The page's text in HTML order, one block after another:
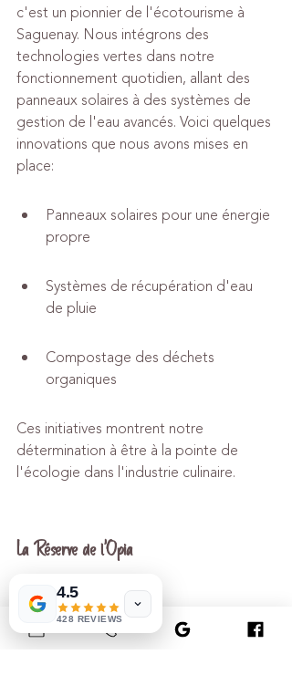
c'est un pionnier de l'écotourisme à
Saguenay. Nous intégrons des
technologies vertes dans notre
fonctionnement quotidien, allant des
panneaux solaires à des systèmes de
gestion de l'eau avancés. Voici quelques
innovations que nous avons mises en
place:
Panneaux solaires pour une énergie
propre
Systèmes de récupération d'eau
de pluie
Compostage des déchets
organiques
Ces initiatives montrent notre
détermination à être à la pointe de
l'écologie dans l'industrie culinaire.
La Réserve de l'Opia
Exclusivités saisonnières
La Réserve de l'Opia est un trésor
4.5
428 REVIEWS